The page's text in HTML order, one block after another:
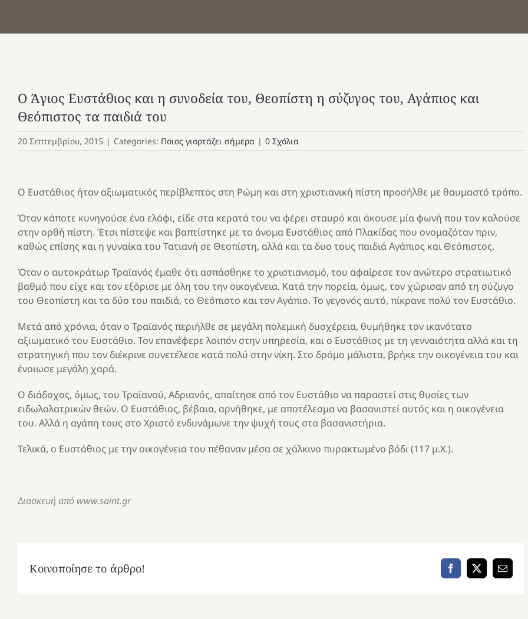
Ο Άγιος Ευστάθιος και η συνοδεία του, Θεοπίστη η σύζυγος του, Αγάπιος και
Θεόπιστος τα παιδιά του
20 Σεπτεμβρίου, 2015 | Categories: Ποιος γιορτάζει σήμερα | 0 Σχόλια
Ο Ευστάθιος ήταν αξιωματικός περίβλεπτος στη Ρώμη και στη χριστιανική πίστη προσήλθε με θαυμαστό τρόπο.
Όταν κάποτε κυνηγούσε ένα ελάφι, είδε στα κερατά του να φέρει σταυρό και άκουσε μία φωνή που τον καλούσε
στην ορθή πίστη. Έτσι πίστεψε και βαπτίστηκε με το όνομα Ευστάθιος από Πλακίδας που ονομαζόταν πριν,
καθώς επίσης και η γυναίκα του Τατιανή σε Θεοπίστη, αλλά και τα δυο τους παιδιά Αγάπιος και Θεόπιστος.
Όταν ο αυτοκράτωρ Τραϊανός έμαθε ότι ασπάσθηκε το χριστιανισμό, του αφαίρεσε τον ανώτερο στρατιωτικό
βαθμό που είχε και τον εξόρισε με όλη του την οικογένεια. Κατά την πορεία, όμως, τον χώρισαν από τη σύζυγο
του Θεοπίστη και τα δύο του παιδιά, το Θεόπιστο και τον Αγάπιο. Το γεγονός αυτό, πίκρανε πολύ τον Ευστάθιο.
Μετά από χρόνια, όταν ο Τραϊανός περιήλθε σε μεγάλη πολεμική δυσχέρεια, θυμήθηκε τον ικανότατο
αξιωματικό του Ευστάθιο. Τον επανέφερε λοιπόν στην υπηρεσία, και ο Ευστάθιος με τη γενναιότητα αλλά και τη
στρατηγική που τον διέκρινε συνετέλεσε κατά πολύ στην νίκη. Στο δρόμο μάλιστα, βρήκε την οικογένεια του και
ένοιωσε μεγάλη χαρά.
Ο διάδοχος, όμως, του Τραϊανού, Αδριανός, απαίτησε από τον Ευστάθιο να παραστεί στις θυσίες των
ειδωλολατρικών θεών. Ο Ευστάθιος, βέβαια, αρνήθηκε, με αποτέλεσμα να βασανιστεί αυτός και η οικογένεια
του. Αλλά η αγάπη τους στο Χριστό ενδυνάμωνε την ψυχή τους στα βασανιστήρια.
Τελικά, ο Ευστάθιος με την οικογένεια του πέθαναν μέσα σε χάλκινο πυρακτωμένο βόδι (117 μ.Χ.).
Διασκευή από www.saint.gr
Κοινοποίησε το άρθρο! Facebook
X Email